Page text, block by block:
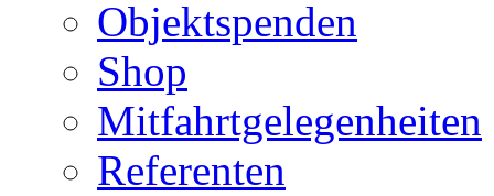
Objektspenden
Shop
Mitfahrtgelegenheiten
Referenten